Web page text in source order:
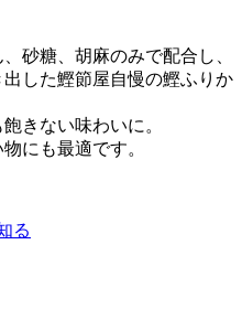
砂糖、胡麻のみで配合し、
した鰹節屋自慢の鰹ふりか
きない味わいに。
にも最適です。
る